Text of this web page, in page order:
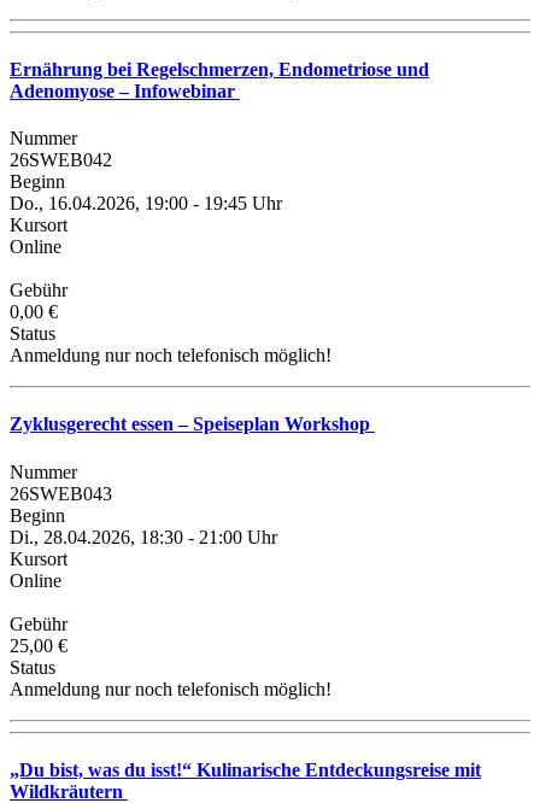
Ernährung bei Regelschmerzen, Endometriose und
Adenomyose – Infowebinar
Nummer
26SWEB042
Beginn
Do., 16.04.2026, 19:00 - 19:45 Uhr
Kursort
Online
Gebühr
0,00 €
Status
Anmeldung nur noch telefonisch möglich!
Zyklusgerecht essen – Speiseplan Workshop
Nummer
26SWEB043
Beginn
Di., 28.04.2026, 18:30 - 21:00 Uhr
Kursort
Online
Gebühr
25,00 €
Status
Anmeldung nur noch telefonisch möglich!
„Du bist, was du isst!“ Kulinarische Entdeckungsreise mit
Wildkräutern